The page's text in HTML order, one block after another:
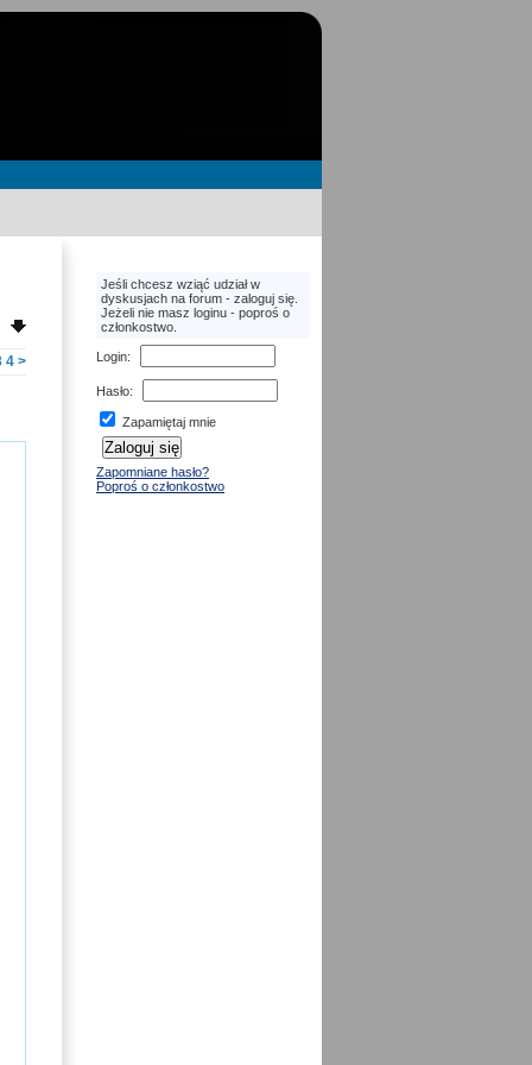
Jeśli chcesz wziąć udział w
dyskusjach na forum - zaloguj się.
Jeżeli nie masz loginu - poproś o
członkostwo.
Login:
Hasło:
Zapamiętaj mnie
Zapomniane hasło?
Poproś o członkostwo
4 >